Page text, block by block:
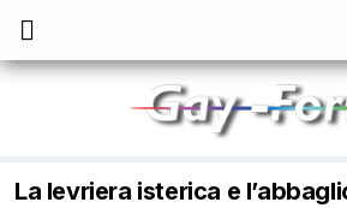
La levriera isterica e